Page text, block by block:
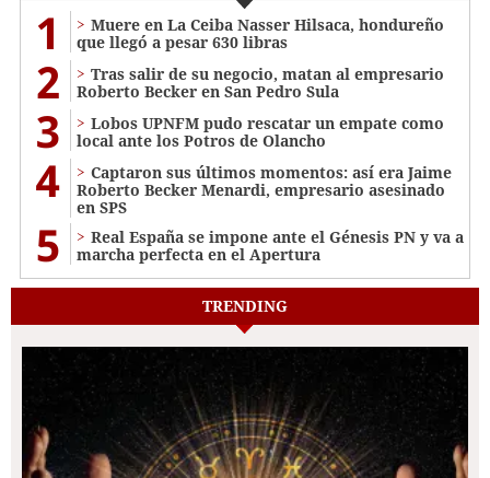
1
Muere en La Ceiba Nasser Hilsaca, hondureño
que llegó a pesar 630 libras
2
Tras salir de su negocio, matan al empresario
Roberto Becker en San Pedro Sula
3
Lobos UPNFM pudo rescatar un empate como
local ante los Potros de Olancho
4
Captaron sus últimos momentos: así era Jaime
Roberto Becker Menardi​​​, empresario asesinado
en SPS
5
Real España se impone ante el Génesis PN y va a
marcha perfecta en el Apertura
TRENDING